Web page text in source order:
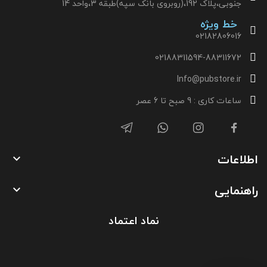
جنوبی،پلاک 192،(روبروی بانک سپه)طبقه 3،واحد 14
خط ویژه
02182806016
02188311594-88311672
Info@pubstore.ir
ساعات کاری : 9 صبح تا 6 عصر
اطلاعات 
راهنمایی 
نماد اعتماد